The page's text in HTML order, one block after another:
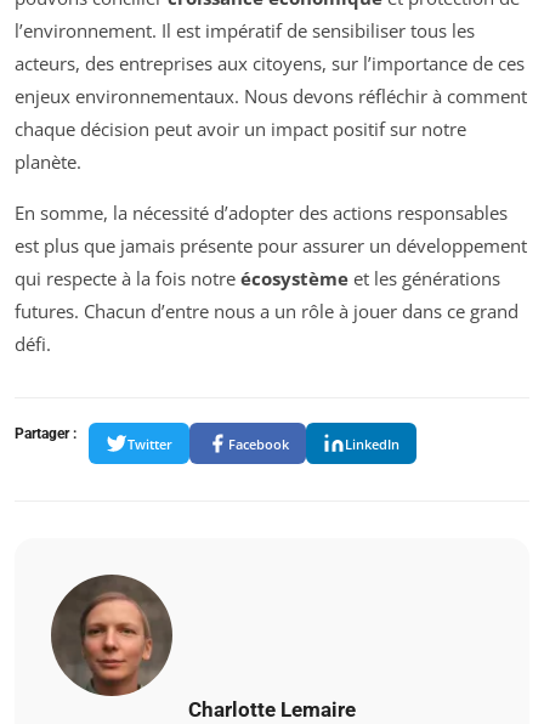
l’environnement. Il est impératif de sensibiliser tous les
acteurs, des entreprises aux citoyens, sur l’importance de ces
enjeux environnementaux. Nous devons réfléchir à comment
chaque décision peut avoir un impact positif sur notre
planète.
En somme, la nécessité d’adopter des actions responsables
est plus que jamais présente pour assurer un développement
qui respecte à la fois notre écosystème et les générations
futures. Chacun d’entre nous a un rôle à jouer dans ce grand
défi.
Partager :
Twitter Facebook LinkedIn
Charlotte Lemaire